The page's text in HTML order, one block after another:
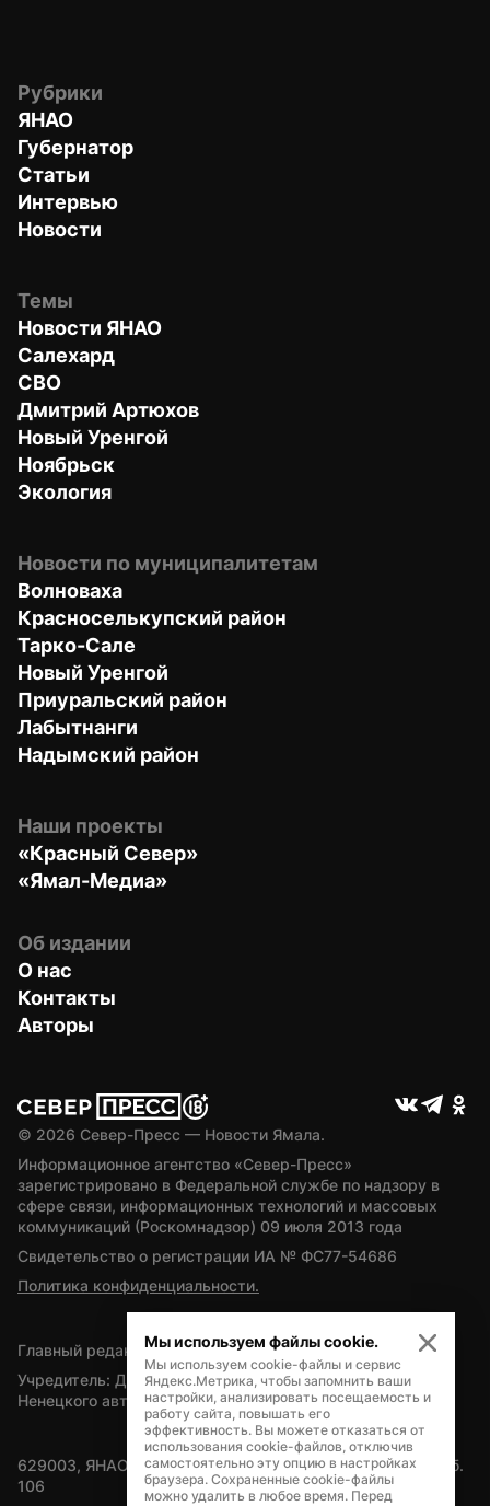
Рубрики
ЯНАО
Губернатор
Статьи
Интервью
Новости
Темы
Новости ЯНАО
Салехард
СВО
Дмитрий Артюхов
Новый Уренгой
Ноябрьск
Экология
Новости по муниципалитетам
Волноваха
Красноселькупский район
Тарко-Сале
Новый Уренгой
Приуральский район
Лабытнанги
Надымский район
Наши проекты
«Красный Север»
«Ямал-Медиа»
Об издании
О нас
Контакты
Авторы
© 2026 Север-Пресс — Новости Ямала.
Информационное агентство «Север-Пресс»
зарегистрировано в Федеральной службе по надзору в
сфере связи, информационных технологий и массовых
коммуникаций (Роскомнадзор) 09 июля 2013 года
Свидетельство о регистрации ИА № ФС77-54686
Политика конфиденциальности.
Главный редактор — А.Л. Поздеев
Учредитель: Департамент внутренней политики Ямало-
Ненецкого автономного округа
629003, ЯНАО, Салехард, мкр. Богдана Кнунянца, д.1, каб.
106
Мы используем файлы cookie.
Мы используем cookie-файлы и сервис
Яндекс.Метрика, чтобы запомнить ваши
настройки, анализировать посещаемость и
работу сайта, повышать его
эффективность. Вы можете отказаться от
использования cookie-файлов, отключив
самостоятельно эту опцию в настройках
браузера. Сохраненные cookie-файлы
можно удалить в любое время. Перед